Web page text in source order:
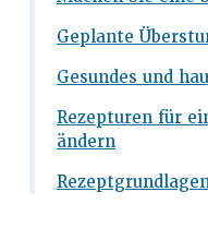
Geplante
Gesundes und
Rezepturen für
ändern